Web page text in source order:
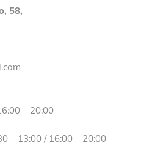
58,
– 20:00
– 13:00 / 16:00 – 20:00